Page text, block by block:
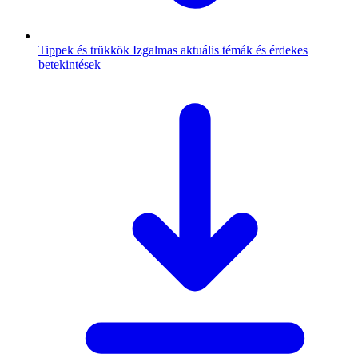
Tippek és trükkök Izgalmas aktuális témák és érdekes
betekintések